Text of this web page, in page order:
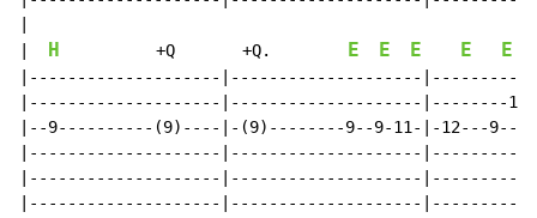
H
          +Q       +Q.
E E E E E
|--------------------|--------------------
|--------------------|--------------------|--------
|--9----------(9)----|-(9)--------9--9-11-|-12---
|--------------------|--------------------
|--------------------|--------------------
|--------------------|--------------------